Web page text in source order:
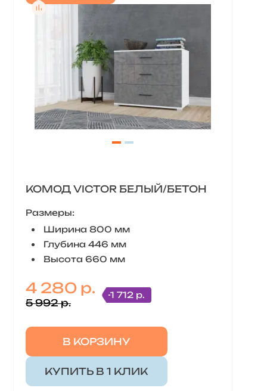
КОМОД VICTOR БЕЛЫЙ/БЕТОН
Размеры:
Ширина 800 мм
Глубина 446 мм
Высота 660 мм
4 280 р.
5 992 р.
-1 712 р.
В КОРЗИНУ
КУПИТЬ В 1 КЛИК